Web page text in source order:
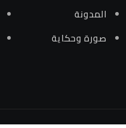
المدونة
صورة وحكاية